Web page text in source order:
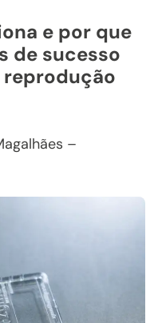
e por que
de sucesso
–